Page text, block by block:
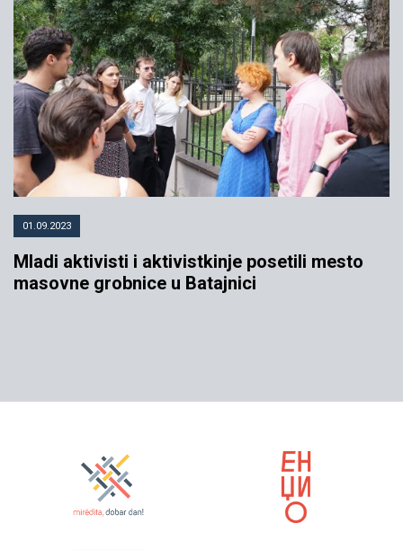
01.09.2023
Mladi aktivisti i aktivistkinje posetili mesto
masovne grobnice u Batajnici